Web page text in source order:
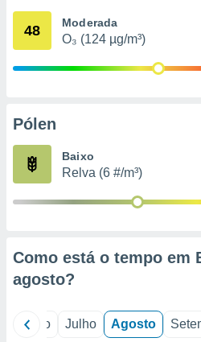
através
estudos
1199
48 Moderada
O₃ (124 µg/m³)
Pólen
Baixo
Relva (6 #/m³)
Como está o tempo em
agosto?
Junho Julho Agosto